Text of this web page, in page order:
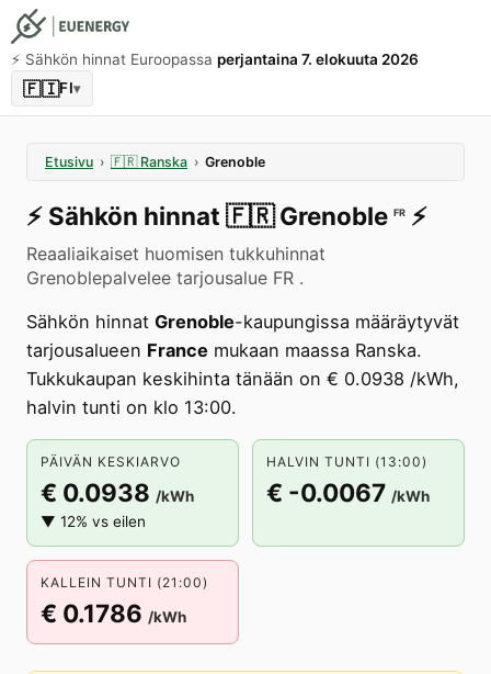
⚡️ Sähkön hinnat Euroopassa perjantaina 7. elokuuta 2026
🇫🇮FI▾
Etusivu › 🇫🇷 Ranska › Grenoble
⚡️ Sähkön hinnat 🇫🇷 Grenoble FR ⚡️
Reaaliaikaiset huomisen tukkuhinnat
Grenoblepalvelee tarjousalue FR .
Sähkön hinnat Grenoble-kaupungissa määräytyvät
tarjousalueen France mukaan maassa Ranska.
Tukkukaupan keskihinta tänään on € 0.0938 /kWh,
halvin tunti on klo 13:00.
PÄIVÄN KESKIARVO
€ 0.0938 /kWh
▼ 12% vs eilen
HALVIN TUNTI (13:00)
€ -0.0067 /kWh
KALLEIN TUNTI (21:00)
€ 0.1786 /kWh